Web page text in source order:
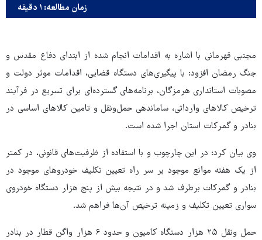
زمان مطالعه: ۱ دقیقه
مجتبی قهرمانی با اشاره به اقدامات انجام شده از ابتدای دفاع مقدس و
جنگ رمضان افزود: با پیگیری‌های دستگاه قضایی، اقدامات موثر دولت و
مصوبات استانداری هرمزگان، برنامه‌های گسترده‌ای برای تسریع در فرآیند
ترخیص کالاهای وارداتی، ساماندهی حمل‌ونقل و تامین کالاهای اساسی در
بنادر و گمرکات استان اجرا شده است.
وی بیان کرد: در این چارچوب و با استفاده از ظرفیت‌های قانونی، در کمتر
از یک هفته موانع موجود بر سر راه تعیین تکلیف خودروهای موجود در
بنادر و گمرکات برطرف شد و در نتیجه بیش از پنج هزار دستگاه خودروی
سواری تعیین تکلیف و زمینه ترخیص آن‌ها فراهم شد.
حمل ونقل ۲۵ هزار دستگاه کامیون و حدود ۶ هزار واگن قطار در بنادر